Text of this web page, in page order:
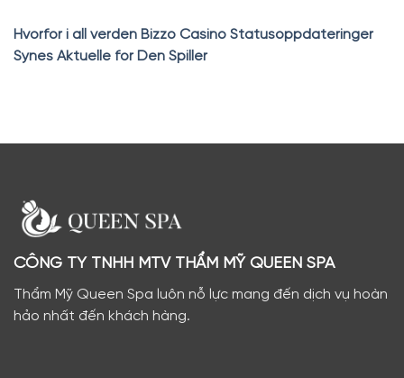
Hvorfor i all verden Bizzo Casino Statusoppdateringer
Synes Aktuelle for Den Spiller
CÔNG TY TNHH MTV THẨM MỸ QUEEN SPA
Thẩm Mỹ Queen Spa luôn nỗ lực mang đến dịch vụ hoàn
hảo nhất đến khách hàng.